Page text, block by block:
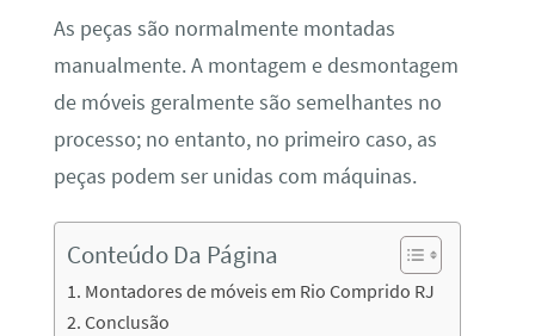
As peças são normalmente montadas
manualmente. A montagem e desmontagem
de móveis geralmente são semelhantes no
processo; no entanto, no primeiro caso, as
peças podem ser unidas com máquinas.
Conteúdo Da Página
Montadores de móveis em Rio Comprido RJ
Conclusão